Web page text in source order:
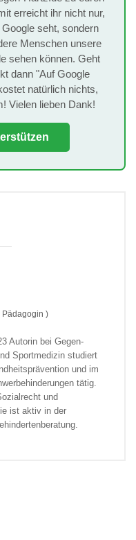
erreicht ihr nicht nur,
seht, sondern
Menschen unsere
sehen können. Geht
dann "Auf Google
natürlich nichts,
Vielen lieben Dank!
Pädagogin )
Autorin bei Gegen-
Sportmedizin studiert
und im
tätig.
und
ist aktiv in der